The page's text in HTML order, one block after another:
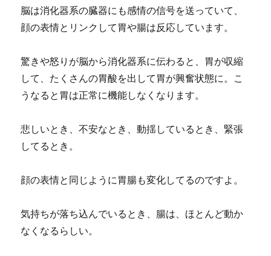
脳は消化器系の臓器にも感情の信号を送っていて、
顔の表情とリンクして胃や腸は反応しています。
驚きや怒りが脳から消化器系に伝わると、胃が収縮
して、たくさんの胃酸を出して胃が興奮状態に。こ
うなると胃は正常に機能しなくなります。
悲しいとき、不安なとき、動揺しているとき、緊張
してるとき。
顔の表情と同じように胃腸も変化してるのですよ。
気持ちが落ち込んでいるとき、腸は、ほとんど動か
なくなるらしい。